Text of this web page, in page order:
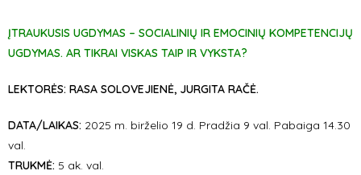
ĮTRAUKUSIS UGDYMAS – SOCIALINIŲ IR EMOCINIŲ KOMPETENCIJŲ
UGDYMAS. AR TIKRAI VISKAS TAIP IR VYKSTA?
LEKTORĖS: RASA SOLOVEJIENĖ, JURGITA RAČĖ.
DATA/LAIKAS: 2025 m. birželio 19 d. Pradžia 9 val. Pabaiga 14.30
val.
TRUKMĖ: 5 ak. val.